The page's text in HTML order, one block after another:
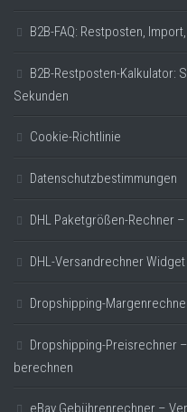
B2B-FAQ: Restposten,
B2B-Restposten-Kalkulator:
Sekunden
Cookie-Richtlinie
Datenschutzbestimmungen
DHL Paketgrößen-Rechner
DHL-Versandrechner
Dropshipping-
Dropshipping-Preisrechner
berechnen
eBay Gebührenrechner –